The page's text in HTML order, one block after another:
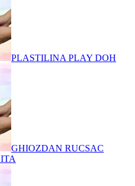
PLASTILINA PLAY DOH
GHIOZDAN RUCSAC